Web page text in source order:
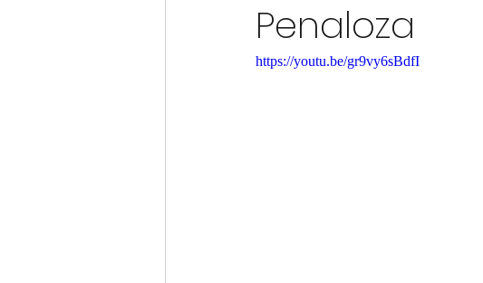
Penaloza
https://youtu.be/gr9vy6sBdfI